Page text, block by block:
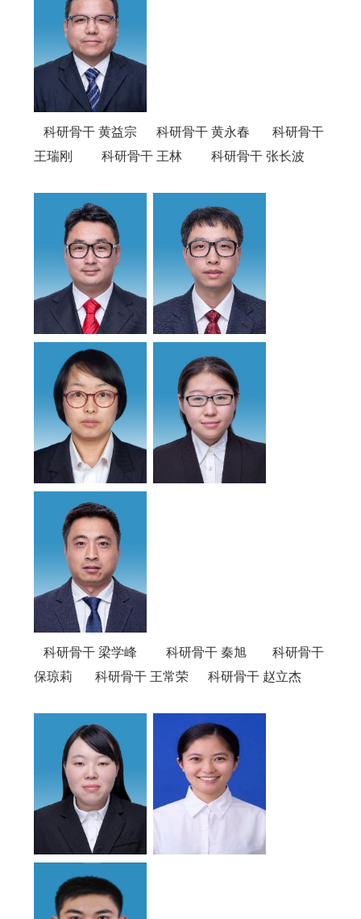
科研骨干 黄益宗科研骨干 黄永春 科研骨干
王瑞刚 科研骨干 王林 科研骨干 张长波
科研骨干 梁学峰科研骨干 秦旭 科研骨干
保琼莉 科研骨干 王常荣 科研骨干 赵立杰